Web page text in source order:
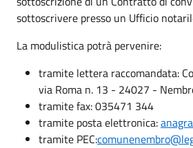
sottoscrivere presso un Ufficio
La modulistica potrà pervenire:
tramite lettera raccomandata:
via Roma n. 13 - 24027 -
tramite fax: 035471 344
tramite posta elettronica:
tramite PEC: